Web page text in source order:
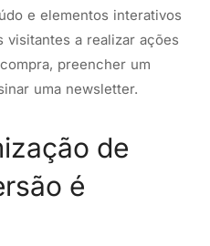
e elementos interativos
visitantes a realizar ações
preencher um
uma newsletter.
de
é